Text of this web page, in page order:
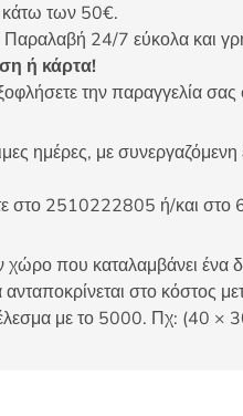
κάτω των 50€.
24/7 εύκολα και
ή κάρτα!
την παραγγελία
ημέρες, με
στο 2510222805 ή/και
που καταλαμβάνει ένα
στο κόστος
με το 5000. Πχ: (40 ×